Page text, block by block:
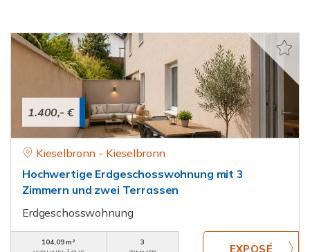
1.400,- €
Kieselbronn - Kieselbronn
Hochwertige Erdgeschosswohnung mit 3
Zimmern und zwei Terrassen
Erdgeschosswohnung
104,09 m²
3